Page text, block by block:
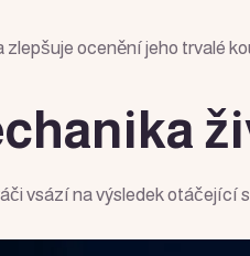
ocenění jeho trvalé
vsází na výsledek otáčející